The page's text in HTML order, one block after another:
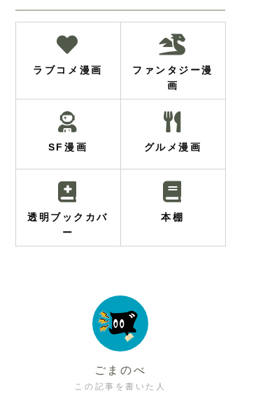
ラブコメ漫画
ファンタジー漫
画
SF漫画 グルメ漫画
透明ブックカバ
ー
本棚
ごまのべ
この記事を書いた人